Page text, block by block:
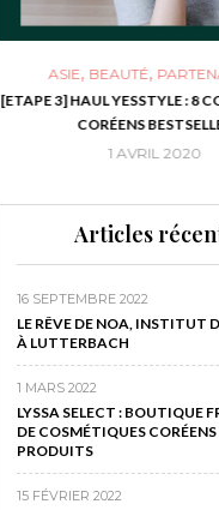
ASIE, BEAUTÉ,
[ETAPE 3] HAUL YESSTYLE : 8
CORÉENS
1 AVRIL 2020
Articles
16 SEPTEMBRE 2022
LE RÊVE DE NOA, INSTITUT
À LUTTERBACH
1 MARS 2022
LYSSA SELECT : BOUTIQUE
DE COSMÉTIQUES
PRODUITS
15 FÉVRIER 2022